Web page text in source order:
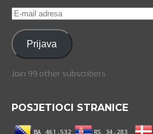
E-
mail
adresa
Prijava
Join 99 other subscribers
POSJETIOCI STRANICE